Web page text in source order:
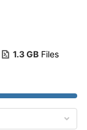
1.3 GB Files